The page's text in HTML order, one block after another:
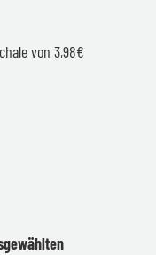
von 3,98€